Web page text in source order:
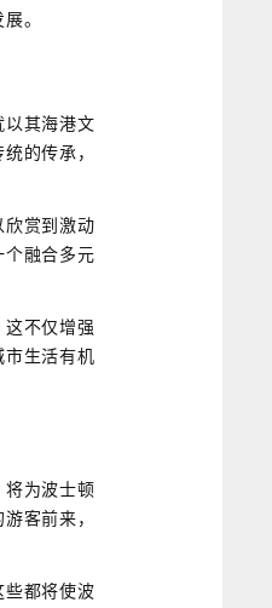
。
以其海港文
的传承，
欣赏到激动
个融合多元
不仅增强
市生活有机
将为波士顿
客前来，
些都将使波